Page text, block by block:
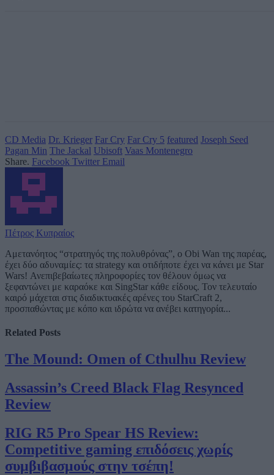
CD Media Dr. Krieger Far Cry Far Cry 5 featured Joseph Seed
Pagan Min The Jackal Ubisoft Vaas Montenegro
Share. Facebook Twitter Email
Πέτρος Κυπραίος
Αμετανόητος “στρατηγός της πολυθρόνας”, ο Obi Wan της παρέας,
έχει δύο αδυναμίες: τα strategy και οτιδήποτε έχει να κάνει με Star
Wars! Ανεπιβεβαίωτες πληροφορίες τον θέλουν όμως να
ξεφαντώνει με καραόκε και SingStar κάθε είδους. Τον τελευταίο
καιρό μάχεται στις διαδικτυακές αρένες του StarCraft 2,
προσπαθώντας με κόπο και ιδρώτα να ανέβει κατηγορία...
Related Posts
The Mound: Omen of Cthulhu Review
Assassin’s Creed Black Flag Resynced
Review
RIG R5 Pro Spear HS Review:
Competitive gaming επιδόσεις χωρίς
συμβιβασμούς στην τσέπη!